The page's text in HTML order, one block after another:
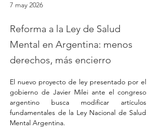
7 may 2026
Reforma a la Ley de Salud
Mental en Argentina: menos
derechos, más encierro
El nuevo proyecto de ley presentado por el
gobierno de Javier Milei ante el congreso
argentino busca modificar artículos
fundamentales de la Ley Nacional de Salud
Mental Argentina.